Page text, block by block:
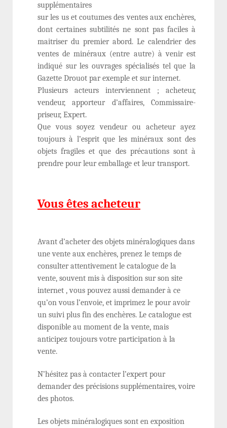
supplémentaires
sur les us et coutumes des ventes aux enchères,
dont certaines subtilités ne sont pas faciles à
maitriser du premier abord. Le calendrier des
ventes de minéraux (entre autre) à venir est
indiqué sur les ouvrages spécialisés tel que la
Gazette Drouot par exemple et sur internet.
Plusieurs acteurs interviennent ; acheteur,
vendeur, apporteur d’affaires, Commissaire-
priseur, Expert.
Que vous soyez vendeur ou acheteur ayez
toujours à l’esprit que les minéraux sont des
objets fragiles et que des précautions sont à
prendre pour leur emballage et leur transport.
Vous êtes acheteur
Avant d’acheter des objets minéralogiques dans
une vente aux enchères, prenez le temps de
consulter attentivement le catalogue de la
vente, souvent mis à disposition sur son site
internet , vous pouvez aussi demander à ce
qu’on vous l’envoie, et imprimez le pour avoir
un suivi plus fin des enchères. Le catalogue est
disponible au moment de la vente, mais
anticipez toujours votre participation à la
vente.
N’hésitez pas à contacter l’expert pour
demander des précisions supplémentaires, voire
des photos.
Les objets minéralogiques sont en exposition